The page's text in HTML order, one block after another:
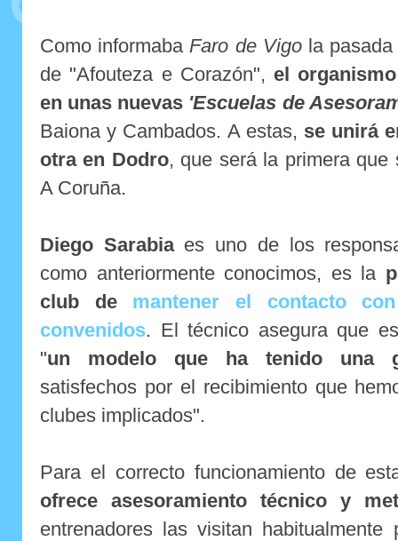
Como informaba Faro de Vigola pasada
de "Afouteza e Corazón", el
en unas nuevas 'Escuelas de
Baiona y Cambados. A estas, se unirá
otra en Dodro, que será la primera
A Coruña.
Diego Sarabiaes uno de los
como anteriormente conocimos, es la
club de mantener el contacto
convenidos. El técnico asegura que
"un modelo que ha tenido una
satisfechos por el recibimiento que
clubes implicados".
Para el correcto funcionamiento de
ofrece asesoramiento técnico y
entrenadores las visitan